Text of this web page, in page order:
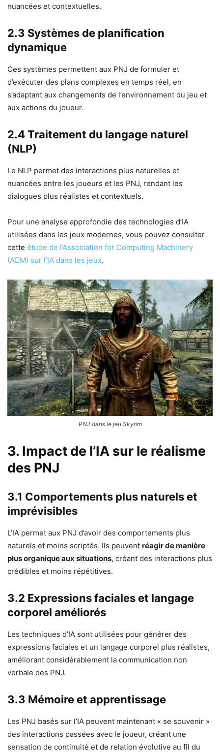
nuancées et contextuelles.
2.3 Systèmes de planification
dynamique
Ces systèmes permettent aux PNJ de formuler et
d’exécuter des plans complexes en temps réel, en
s’adaptant aux changements de l’environnement du jeu et
aux actions du joueur.
2.4 Traitement du langage naturel
(NLP)
Le NLP permet des interactions plus naturelles et
nuancées entre les joueurs et les PNJ, rendant les
dialogues plus réalistes et contextuels.
Pour une analyse approfondie des technologies d’IA
utilisées dans les jeux modernes, vous pouvez consulter
cette étude de l’Association for Computing Machinery
(ACM) sur l’IA dans les jeux.
PNJ dans le jeu Skyrim
3. Impact de l’IA sur le réalisme
des PNJ
3.1 Comportements plus naturels et
imprévisibles
L’IA permet aux PNJ d’avoir des comportements plus
naturels et moins scriptés. Ils peuvent réagir de manière
plus organique aux situations, créant des interactions plus
crédibles et moins répétitives.
3.2 Expressions faciales et langage
corporel améliorés
Les techniques d’IA sont utilisées pour générer des
expressions faciales et un langage corporel plus réalistes,
améliorant considérablement la communication non
verbale des PNJ.
3.3 Mémoire et apprentissage
Les PNJ basés sur l’IA peuvent maintenant « se souvenir »
des interactions passées avec le joueur, créant une
sensation de continuité et de relation évolutive au fil du